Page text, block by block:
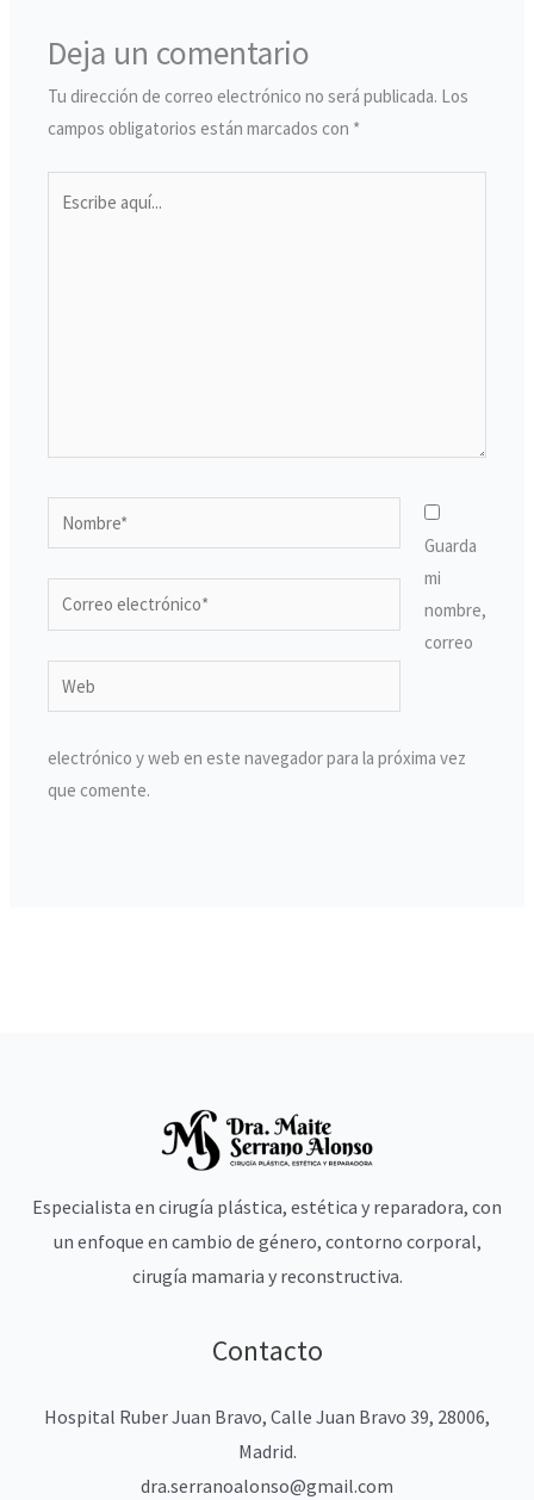
Deja un comentario
Tu dirección de correo electrónico no será publicada. Los
campos obligatorios están marcados con *
Nombre*
Correo
electrónico*
Web
Guarda
mi
nombre,
correo
electrónico y web en este navegador para la próxima vez
que comente.
Especialista en cirugía plástica, estética y reparadora, con
un enfoque en cambio de género, contorno corporal,
cirugía mamaria y reconstructiva.
Contacto
Hospital Ruber Juan Bravo, Calle Juan Bravo 39, 28006,
Madrid.
dra.serranoalonso@gmail.com